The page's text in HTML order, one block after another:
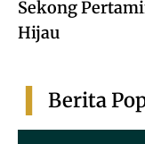
Sekong
Hijau
Berita